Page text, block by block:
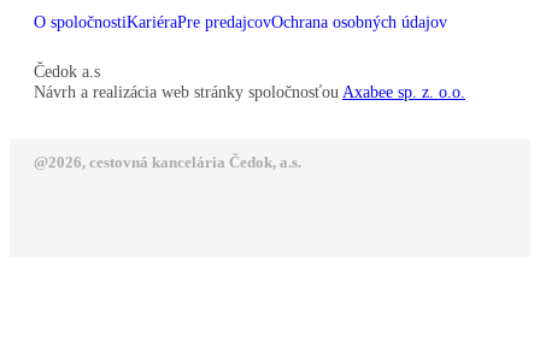
O spoločnostiKariéraPre predajcovOchrana osobných údajov
Čedok a.s
Návrh a realizácia web stránky spoločnosťou Axabee sp. z. o.o.
@2026, cestovná kancelária Čedok, a.s.